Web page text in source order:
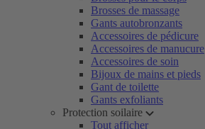
Brosses de massage
Gants autobronzants
Accessoires de pédicure
Accessoires de manucure
Accessoires de soin
Bijoux de mains et pieds
Gant de toilette
Gants exfoliants
Protection soilaire
Tout afficher